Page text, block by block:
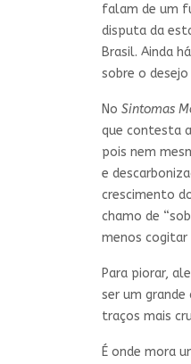
falam de um
disputa da
Brasil. Ainda
sobre o
No Sintomas
que contesta
pois nem
e
crescimento
chamo de
menos
Para piorar,
ser um
traços mais
É onde mora